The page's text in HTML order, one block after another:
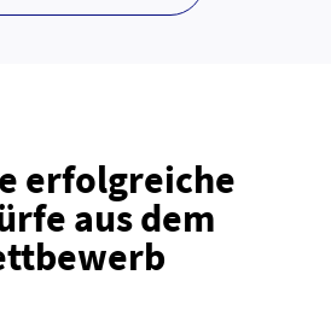
erfolgreiche
aus dem